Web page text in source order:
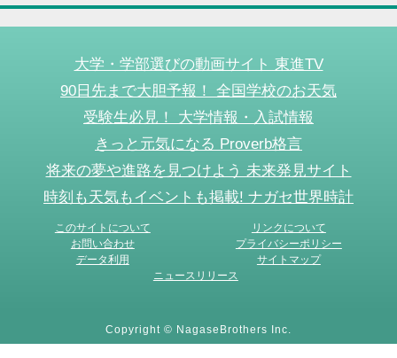
大学・学部選びの動画サイト 東進TV
90日先まで大胆予報！ 全国学校のお天気
受験生必見！ 大学情報・入試情報
きっと元気になる Proverb格言
将来の夢や進路を見つけよう 未来発見サイト
時刻も天気もイベントも掲載! ナガセ世界時計
このサイトについて
リンクについて
お問い合わせ
プライバシーポリシー
データ利用
サイトマップ
ニュースリリース
Copyright © NagaseBrothers Inc.